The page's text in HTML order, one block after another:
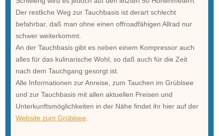
Der restliche Weg zur Tauchbasis ist derart schlecht
befahrbar, daß man ohne einen offroadfähigen Allrad nur
schwer weiterkommt.
An der Tauchbasis gibt es neben einem Kompressor auch
alles für das kulinarische Wohl, so daß auch für die Zeit
nach dem Tauchgang gesorgt ist.
Alle Informationen zur Anreise, zum Tauchen im Grüblsee
und zur Tauchbasis mit allen aktuellen Preisen und
Unterkunftsmöglichkeiten in der Nähe findet ihr hier auf der
Website zum Grüblsee.